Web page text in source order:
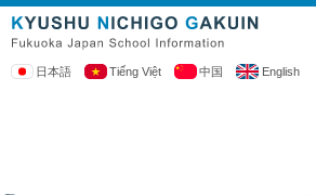
日本語 Tiếng Việt 中国 English